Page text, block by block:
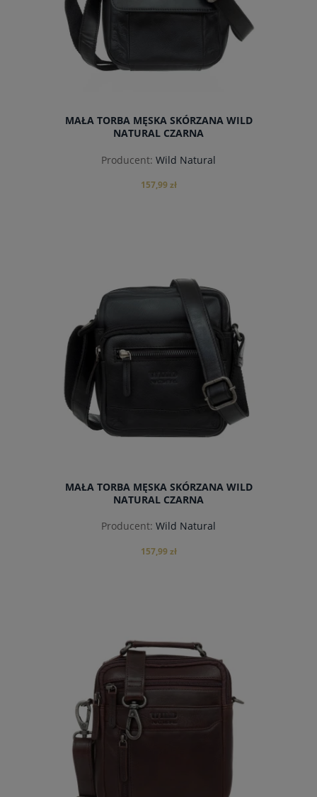
MAŁA TORBA MĘSKA SKÓRZANA WILD
NATURAL CZARNA
Producent: Wild Natural
157,99 zł
MAŁA TORBA MĘSKA SKÓRZANA WILD
NATURAL CZARNA
Producent: Wild Natural
157,99 zł
do koszyka